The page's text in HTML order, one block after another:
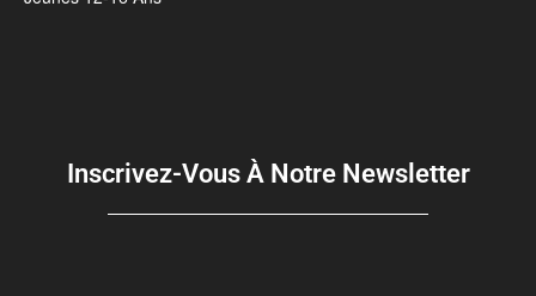
Inscrivez-Vous À Notre Newsletter